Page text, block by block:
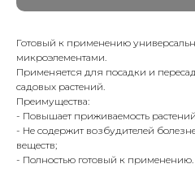
Готовый к применению
микроэлементами.
Применяется для посадки и
садовых растений.
Преимущества:
- Повышает приживаемость
- Не содержит возбудителей
веществ;
- Полностью готовый к применению.